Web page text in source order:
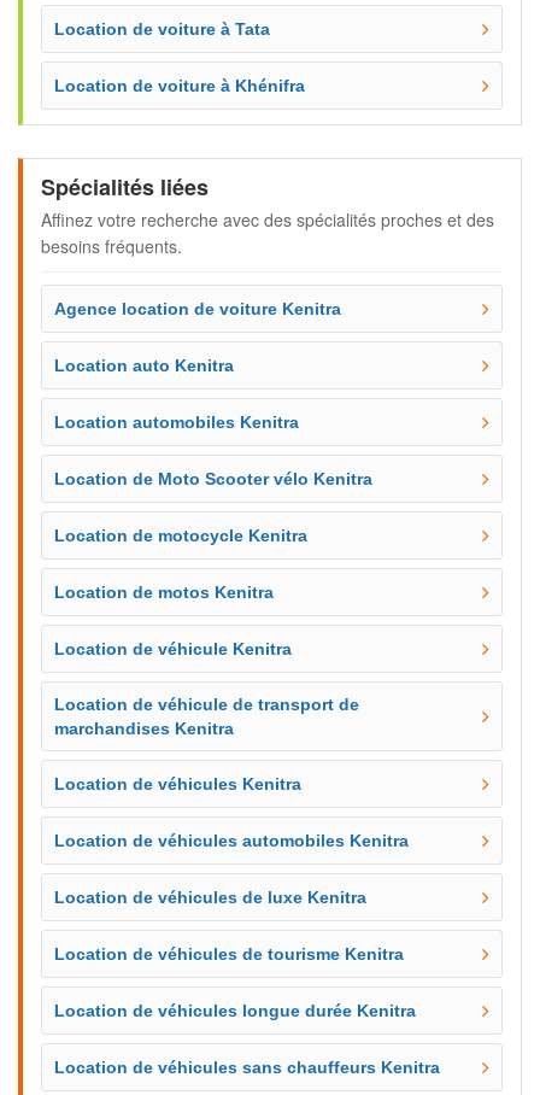
Location de voiture à Tata
Location de voiture à Khénifra
Spécialités liées
Affinez votre recherche avec des spécialités proches et des
besoins fréquents.
Agence location de voiture Kenitra
Location auto Kenitra
Location automobiles Kenitra
Location de Moto Scooter vélo Kenitra
Location de motocycle Kenitra
Location de motos Kenitra
Location de véhicule Kenitra
Location de véhicule de transport de
marchandises Kenitra
Location de véhicules Kenitra
Location de véhicules automobiles Kenitra
Location de véhicules de luxe Kenitra
Location de véhicules de tourisme Kenitra
Location de véhicules longue durée Kenitra
Location de véhicules sans chauffeurs Kenitra